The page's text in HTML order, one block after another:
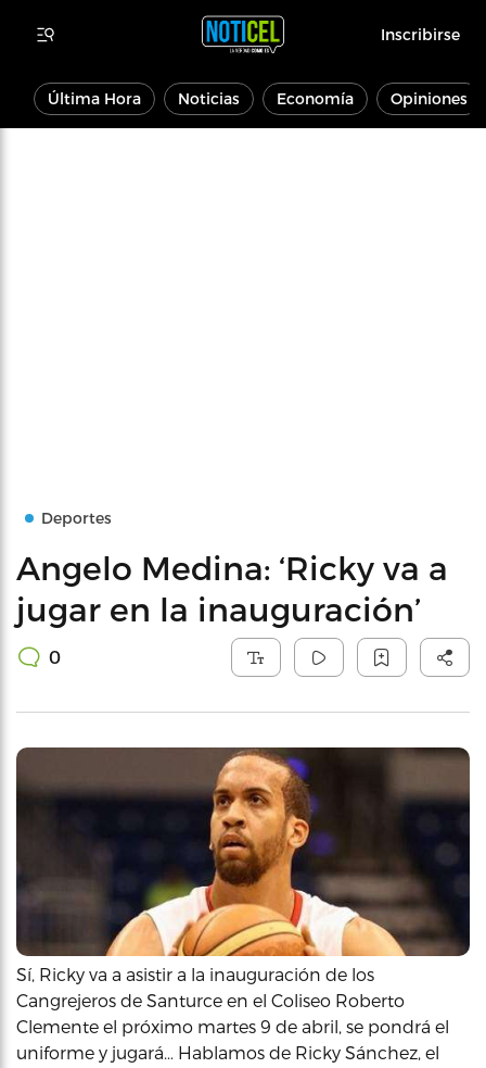
Inscribirse
Última Hora Noticias Economía Opiniones
Deportes
Angelo Medina: ‘Ricky va a
jugar en la inauguración’
0
Sí, Ricky va a asistir a la inauguración de los
Cangrejeros de Santurce en el Coliseo Roberto
Clemente el próximo martes 9 de abril, se pondrá el
uniforme y jugará… Hablamos de Ricky Sánchez, el